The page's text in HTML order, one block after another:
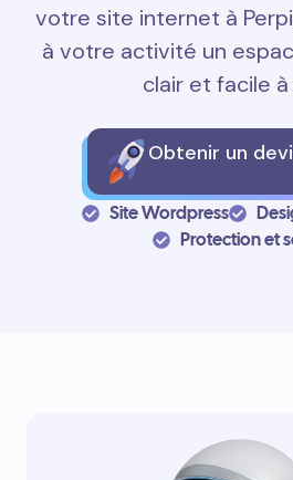
votre site internet à
à votre activité un
clair et facile
Obtenir un
Site Wordpress
Protection et